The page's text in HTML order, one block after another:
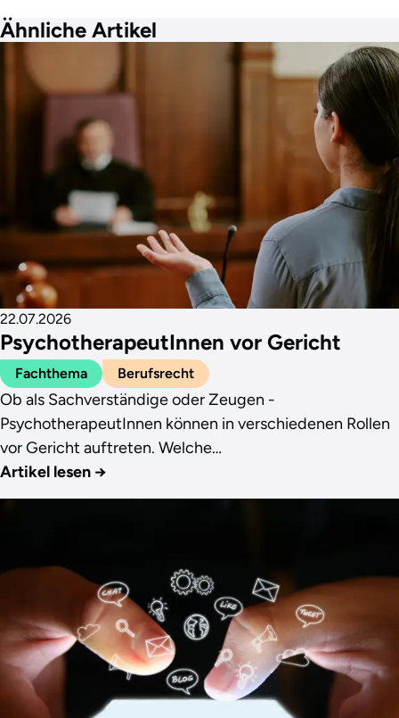
Ähnliche Artikel
PsychotherapeutInnen vor Gericht
22.07.2026
Fachthema Berufsrecht
Ob als Sachverständige oder Zeugen -
PsychotherapeutInnen können in verschiedenen Rollen
vor Gericht auftreten. Welche…
Artikel lesen →